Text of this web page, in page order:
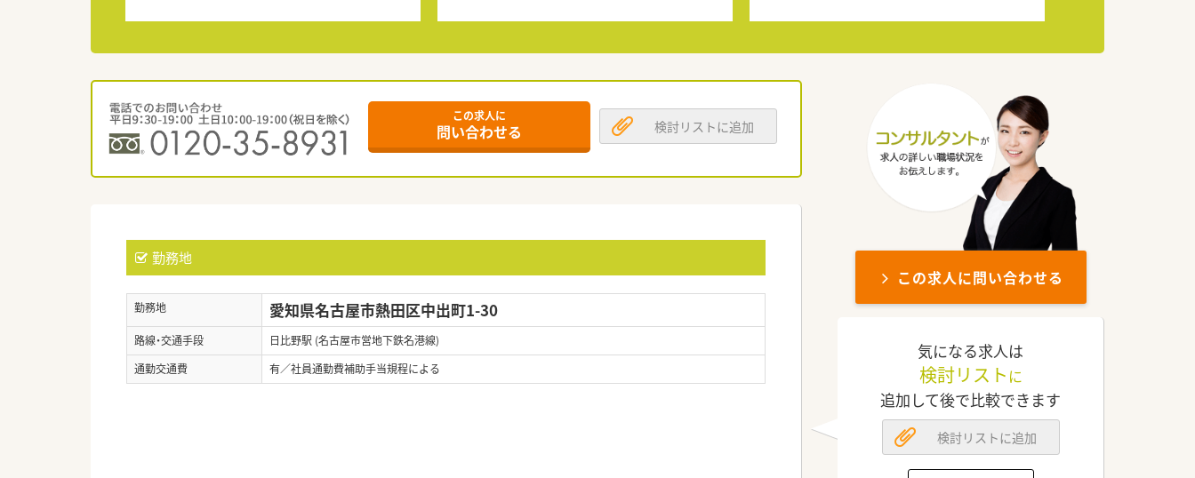
この求人に
問い合わせる 検討リストに追加
勤務地
勤務地 愛知県名古屋市熱田区中出町1-30
路線・交通手段
日比野駅 (名古屋市営地下鉄名港線)
通勤交通費
有／社員通勤費補助手当規程による
この求人に問い合わせる
気になる求人は
検討リスト に
追加して後で比較できます
検討リストに追加